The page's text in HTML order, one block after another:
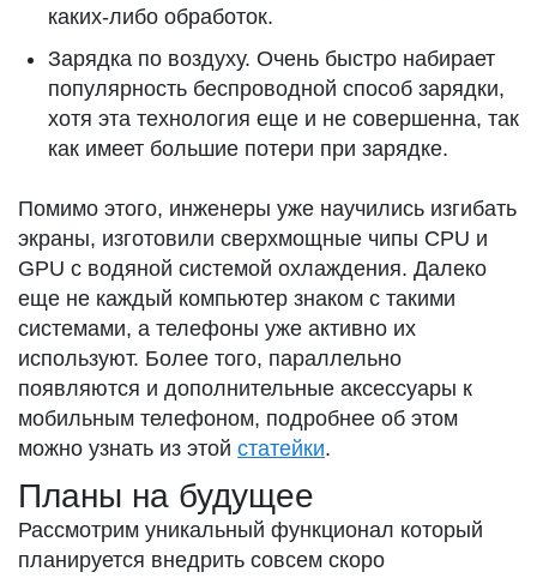
каких-либо обработок.
Зарядка по воздуху. Очень быстро набирает
популярность беспроводной способ зарядки,
хотя эта технология еще и не совершенна, так
как имеет большие потери при зарядке.
Помимо этого, инженеры уже научились изгибать
экраны, изготовили сверхмощные чипы CPU и
GPU с водяной системой охлаждения. Далеко
еще не каждый компьютер знаком с такими
системами, а телефоны уже активно их
используют. Более того, параллельно
появляются и дополнительные аксессуары к
мобильным телефоном, подробнее об этом
можно узнать из этой статейки.
Планы на будущее
Рассмотрим уникальный функционал который
планируется внедрить совсем скоро